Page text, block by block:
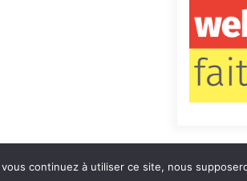
Contact Qui
continuez à utiliser ce site, nous